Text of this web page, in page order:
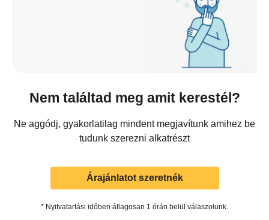
Nem találtad meg amit kerestél?
Ne aggódj, gyakorlatilag mindent megjavítunk amihez be
tudunk szerezni alkatrészt
Árajánlatot szeretnék
* Nyitvatartási időben átlagosan 1 órán belül válaszolunk.